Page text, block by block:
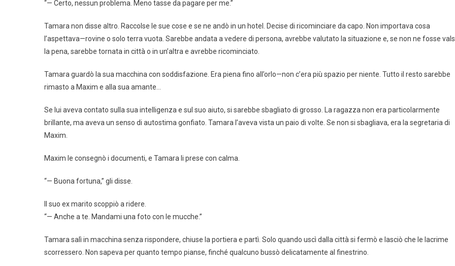
“— Certo, nessun problema. Meno tasse da pagare per me.”
Tamara non disse altro. Raccolse le sue cose e se ne andò in un hotel. Decise di ricominciare da capo. Non importava cosa
l’aspettava—rovine o solo terra vuota. Sarebbe andata a vedere di persona, avrebbe valutato la situazione e, se non ne fosse
la pena, sarebbe tornata in città o in un’altra e avrebbe ricominciato.
Tamara guardò la sua macchina con soddisfazione. Era piena fino all’orlo—non c’era più spazio per niente. Tutto il resto sarebbe
rimasto a Maxim e alla sua amante…
Se lui aveva contato sulla sua intelligenza e sul suo aiuto, si sarebbe sbagliato di grosso. La ragazza non era particolarmente
brillante, ma aveva un senso di autostima gonfiato. Tamara l’aveva vista un paio di volte. Se non si sbagliava, era la segretaria di
Maxim.
Maxim le consegnò i documenti, e Tamara li prese con calma.
“— Buona fortuna,” gli disse.
Il suo ex marito scoppiò a ridere.
“— Anche a te. Mandami una foto con le mucche.”
Tamara salì in macchina senza rispondere, chiuse la portiera e partì. Solo quando uscì dalla città si fermò e lasciò che le lacrime
scorressero. Non sapeva per quanto tempo pianse, finché qualcuno bussò delicatamente al finestrino.